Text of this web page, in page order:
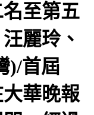
至第五
麗玲、
)/首屆
大華晚報